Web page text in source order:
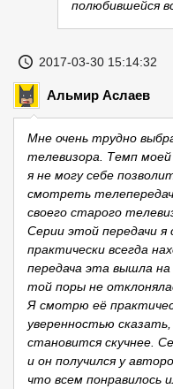
полюбившейся
Альмир Аслаев
2017-03-30 15:14:32
Мне очень трудно
телевизора. Темп
я не могу себе
смотреть
своего старого
Серии этой передачи я
практически всегда
передача эта вышла на
той поры не
Я смотрю её
уверенностью
становится скучнее.
и он получился у
что всем понравилось